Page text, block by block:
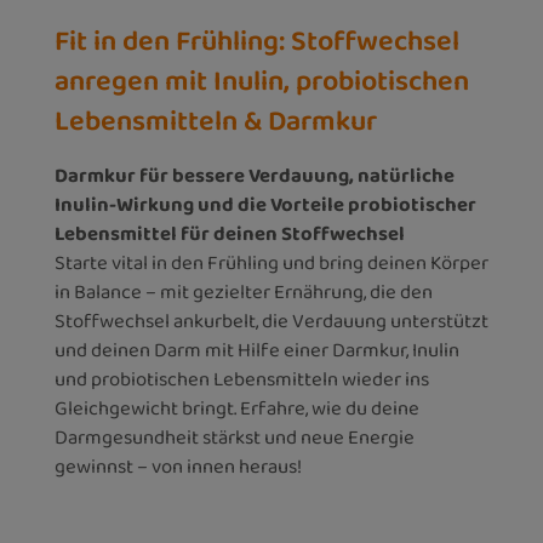
Fit in den Frühling: Stoffwechsel
anregen mit Inulin, probiotischen
Lebensmitteln & Darmkur
Darmkur für bessere Verdauung, natürliche
Inulin-Wirkung und die Vorteile probiotischer
Lebensmittel für deinen Stoffwechsel
Starte vital in den Frühling und bring deinen Körper
in Balance – mit gezielter Ernährung, die den
Stoffwechsel ankurbelt, die Verdauung unterstützt
und deinen Darm mit Hilfe einer Darmkur, Inulin
und probiotischen Lebensmitteln wieder ins
Gleichgewicht bringt. Erfahre, wie du deine
Darmgesundheit stärkst und neue Energie
gewinnst – von innen heraus!